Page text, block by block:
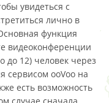
увидеться с
лично в
функция
видеоконференции
до 12) человек через
сервисом ooVoo на
есть возможность